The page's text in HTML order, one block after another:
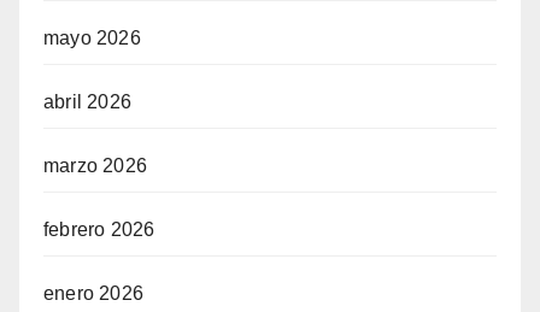
mayo 2026
abril 2026
marzo 2026
febrero 2026
enero 2026